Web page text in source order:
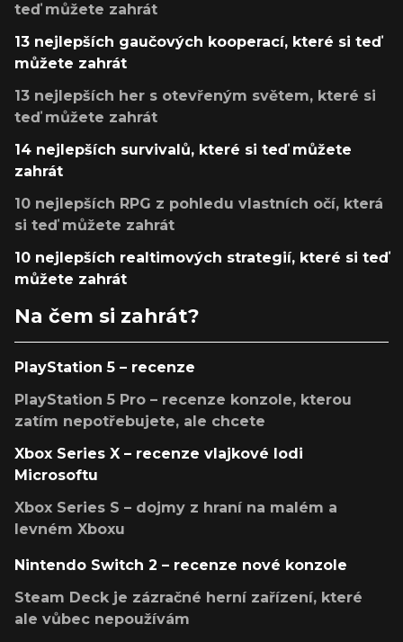
teď můžete zahrát
13 nejlepších gaučových kooperací, které si teď
můžete zahrát
13 nejlepších her s otevřeným světem, které si
teď můžete zahrát
14 nejlepších survivalů, které si teď můžete
zahrát
10 nejlepších RPG z pohledu vlastních očí, která
si teď můžete zahrát
10 nejlepších realtimových strategií, které si teď
můžete zahrát
Na čem si zahrát?
PlayStation 5 – recenze
PlayStation 5 Pro – recenze konzole, kterou
zatím nepotřebujete, ale chcete
Xbox Series X – recenze vlajkové lodi
Microsoftu
Xbox Series S – dojmy z hraní na malém a
levném Xboxu
Nintendo Switch 2 – recenze nové konzole
Steam Deck je zázračné herní zařízení, které
ale vůbec nepoužívám